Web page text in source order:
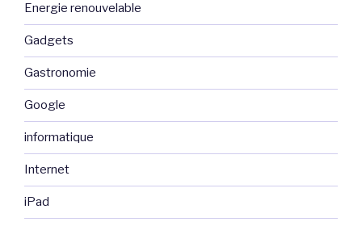
Energie renouvelable
Gadgets
Gastronomie
Google
informatique
Internet
iPad